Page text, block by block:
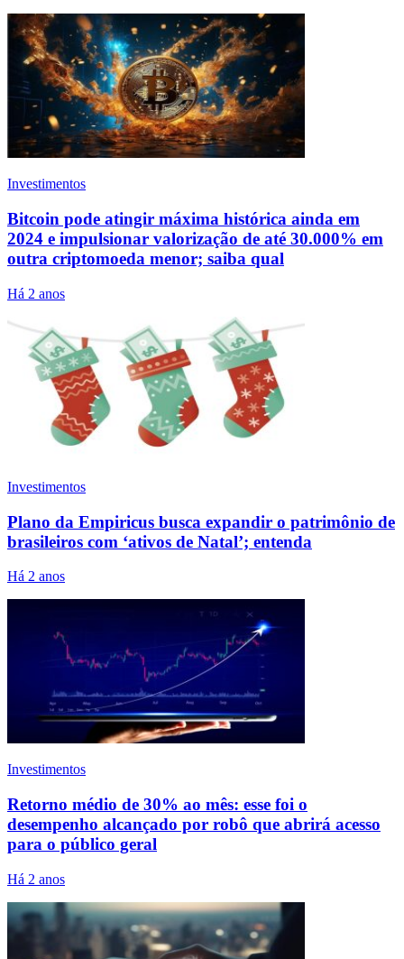
Investimentos
Bitcoin pode atingir máxima histórica ainda em
2024 e impulsionar valorização de até 30.000% em
outra criptomoeda menor; saiba qual
Há 2 anos
Investimentos
Plano da Empiricus busca expandir o patrimônio de
brasileiros com ‘ativos de Natal’; entenda
Há 2 anos
Investimentos
Retorno médio de 30% ao mês: esse foi o
desempenho alcançado por robô que abrirá acesso
para o público geral
Há 2 anos